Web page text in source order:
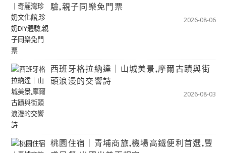
驗,親子同樂免門票
2026-08-06
西班牙格拉納達｜山城美景,摩爾古蹟與街
頭浪漫的交響詩
2026-08-03
桃園住宿｜青埔商旅,機場高鐵便利首選,豐